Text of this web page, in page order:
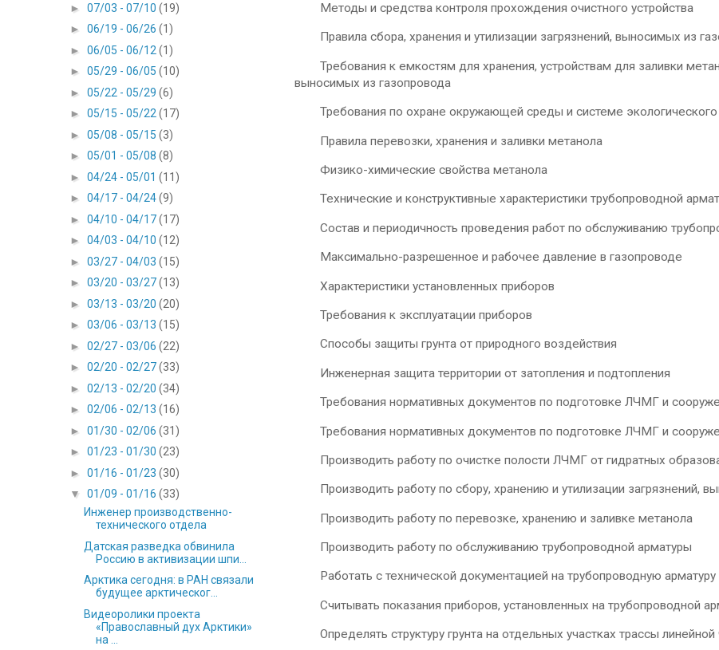
Методы и средства контроля прохождения очистного устройства
Правила сбора, хранения и утилизации загрязнений, выносимых из
Требования к емкостям для хранения, устройствам для заливки
выносимых из газопровода
Требования по охране окружающей среды и системе
Правила перевозки, хранения и заливки метанола
Физико-химические свойства метанола
Технические и конструктивные характеристики трубопроводной
Состав и периодичность проведения работ по обслуживанию
Максимально-разрешенное и рабочее давление в газопроводе
Характеристики установленных приборов
Требования к эксплуатации приборов
Способы защиты грунта от природного воздействия
Инженерная защита территории от затопления и подтопления
Требования нормативных документов по подготовке ЛЧМГ и
Требования нормативных документов по подготовке ЛЧМГ и
Производить работу по очистке полости ЛЧМГ от гидратных
Производить работу по сбору, хранению и утилизации загрязнений,
Производить работу по перевозке, хранению и заливке метанола
Производить работу по обслуживанию трубопроводной арматуры
Работать с технической документацией на трубопроводную арматуру
Считывать показания приборов, установленных на трубопроводной
Определять структуру грунта на отдельных участках трассы линейной
► 07/03 - 07/10 (19)
► 06/19 - 06/26 (1)
► 06/05 - 06/12 (1)
► 05/29 - 06/05 (10)
► 05/22 - 05/29 (6)
► 05/15 - 05/22 (17)
► 05/08 - 05/15 (3)
► 05/01 - 05/08 (8)
► 04/24 - 05/01 (11)
► 04/17 - 04/24(9)
► 04/10 - 04/17(17)
► 04/03 - 04/10 (12)
► 03/27 - 04/03 (15)
► 03/20 - 03/27(13)
► 03/13 - 03/20 (20)
► 03/06 - 03/13 (15)
► 02/27 - 03/06 (22)
► 02/20 - 02/27(33)
► 02/13 - 02/20 (34)
► 02/06 - 02/13 (16)
► 01/30 - 02/06 (31)
► 01/23 - 01/30 (23)
► 01/16 - 01/23 (30)
▼ 01/09 - 01/16 (33)
Инженер производственно-
технического отдела
Датская разведка обвинила
Россию в активизации шпи...
Арктика сегодня: в РАН связали
будущее арктическог...
Видеоролики проекта
«Православный дух Арктики»
на ...